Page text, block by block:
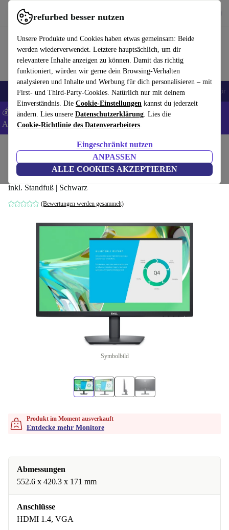
refurbed besser nutzen
Unsere Produkte und Cookies haben etwas gemeinsam: Beide
werden wiederverwendet. Letztere hauptsächlich, um dir
relevantere Inhalte anzeigen zu können. Damit das richtig
funktioniert, würden wir gerne dein Browsing-Verhalten
analysieren und Inhalte und Werbung für dich personalisieren – mit
First- und Third-Party-Cookies. Natürlich nur mit deinem
Einverständnis. Die Cookie-Einstellungen kannst du jederzeit
ändern. Lies unsere Datenschutzerklärung. Lies die
Cookie-Richtlinie des Datenverarbeiters.
Eingeschränkt nutzen
ANPASSEN
ALLE COOKIES AKZEPTIEREN
refurbed schnell und einfach nutzen
🎒 Back to school Handys Laptops Tablets Smartwatches Zubehör
💰 Extra -8% auf Samsung- und Google-Smartphones - Code:
ANDROID8 -AGB
Monitore
Dell E2422HN | 23.8-Zoll
inkl. Standfuß | Schwarz
(Bewertungen werden gesammelt)
Symbolbild
Produkt im Moment ausverkauft
Entdecke mehr Monitore
Abmessungen
552.6 x 420.3 x 171 mm
Anschlüsse
HDMI 1.4, VGA